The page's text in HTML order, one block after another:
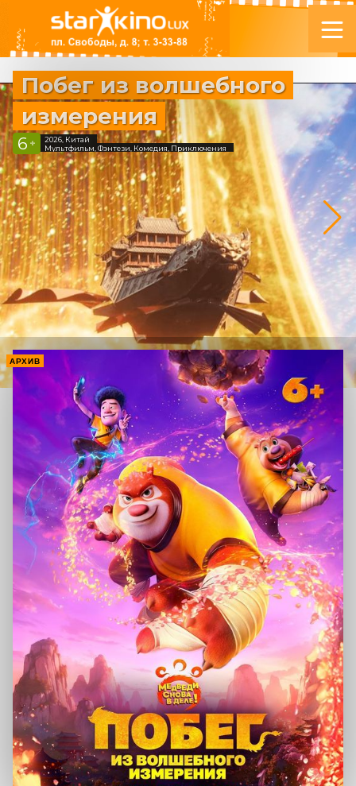
Побег из волшебного
измерения
6 +
2026, Китай
Мультфильм, Фэнтези, Комедия, Приключения
АРХИВ